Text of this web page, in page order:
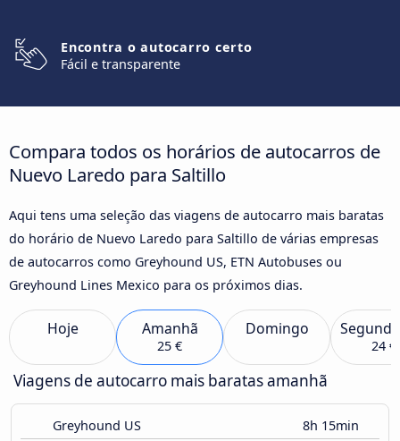
Encontra o autocarro certo
Fácil e transparente
Compara todos os horários de autocarros de
Nuevo Laredo para Saltillo
Aqui tens uma seleção das viagens de autocarro mais baratas
do horário de Nuevo Laredo para Saltillo de várias empresas
de autocarros como Greyhound US, ETN Autobuses ou
Greyhound Lines Mexico para os próximos dias.
Hoje Amanhã
25 €
Domingo
24 €
Viagens de autocarro mais baratas amanhã
Greyhound US 8h 15min